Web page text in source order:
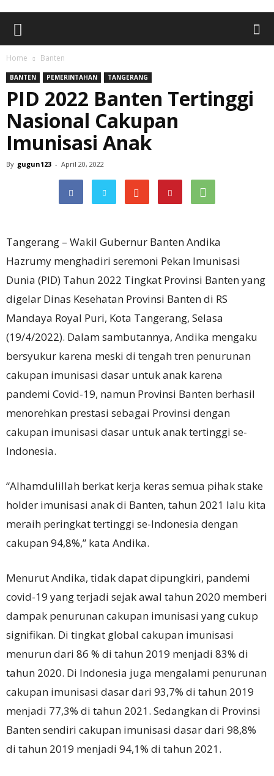
Home Banten
BANTEN PEMERINTAHAN TANGERANG
PID 2022 Banten Tertinggi
Nasional Cakupan
Imunisasi Anak
By gugun123 - April 20, 2022
Tangerang – Wakil Gubernur Banten Andika
Hazrumy menghadiri seremoni Pekan Imunisasi
Dunia (PID) Tahun 2022 Tingkat Provinsi Banten yang
digelar Dinas Kesehatan Provinsi Banten di RS
Mandaya Royal Puri, Kota Tangerang, Selasa
(19/4/2022). Dalam sambutannya, Andika mengaku
bersyukur karena meski di tengah tren penurunan
cakupan imunisasi dasar untuk anak karena
pandemi Covid-19, namun Provinsi Banten berhasil
menorehkan prestasi sebagai Provinsi dengan
cakupan imunisasi dasar untuk anak tertinggi se-
Indonesia.
“Alhamdulillah berkat kerja keras semua pihak stake
holder imunisasi anak di Banten, tahun 2021 lalu kita
meraih peringkat tertinggi se-Indonesia dengan
cakupan 94,8%,” kata Andika.
Menurut Andika, tidak dapat dipungkiri, pandemi
covid-19 yang terjadi sejak awal tahun 2020 memberi
dampak penurunan cakupan imunisasi yang cukup
signifikan. Di tingkat global cakupan imunisasi
menurun dari 86 % di tahun 2019 menjadi 83% di
tahun 2020. Di Indonesia juga mengalami penurunan
cakupan imunisasi dasar dari 93,7% di tahun 2019
menjadi 77,3% di tahun 2021. Sedangkan di Provinsi
Banten sendiri cakupan imunisasi dasar dari 98,8%
di tahun 2019 menjadi 94,1% di tahun 2021.